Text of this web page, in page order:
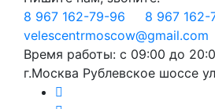
8 967 162-79-96
8 967 162-
velescentrmoscow@gmail.com
Время работы: с 09:00 до
г.Москва Рублевское шоссе